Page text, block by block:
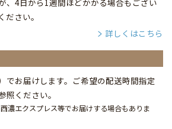
、4日から1週間ほどかかる場合もござい
さい。
詳しくはこちら
でお届けします。ご希望の配送時間指定
照ください。
濃エクスプレス等でお届けする場合もありま